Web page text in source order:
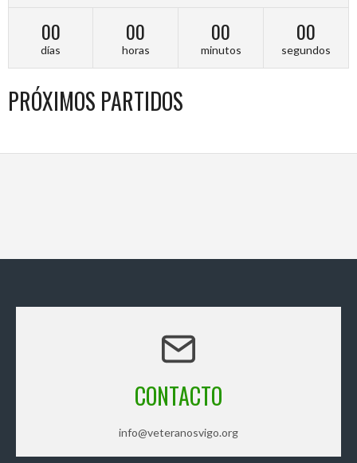
00
días
00
horas
00
minutos
00
segundos
PRÓXIMOS PARTIDOS
CONTACTO
info@veteranosvigo.org